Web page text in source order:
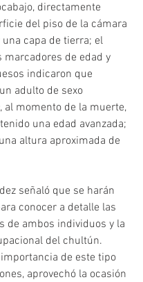
directamente
del piso de la cámara
capa de tierra; el
marcadores de edad y
indicaron que
adulto de sexo
al momento de la muerte,
una edad avanzada;
altura aproximada de
señaló que se harán
conocer a detalle las
de ambos individuos y la
del chultún.
de este tipo
aprovechó la ocasión